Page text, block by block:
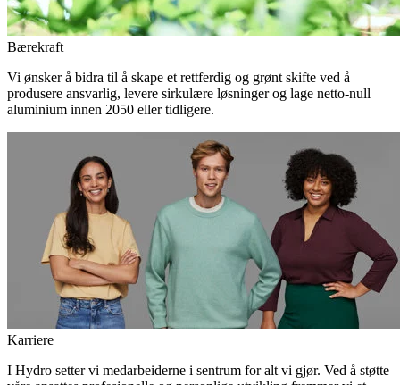
Bærekraft
Vi ønsker å bidra til å skape et rettferdig og grønt skifte ved å
produsere ansvarlig, levere sirkulære løsninger og lage netto-null
aluminium innen 2050 eller tidligere.
Karriere
I Hydro setter vi medarbeiderne i sentrum for alt vi gjør. Ved å støtte